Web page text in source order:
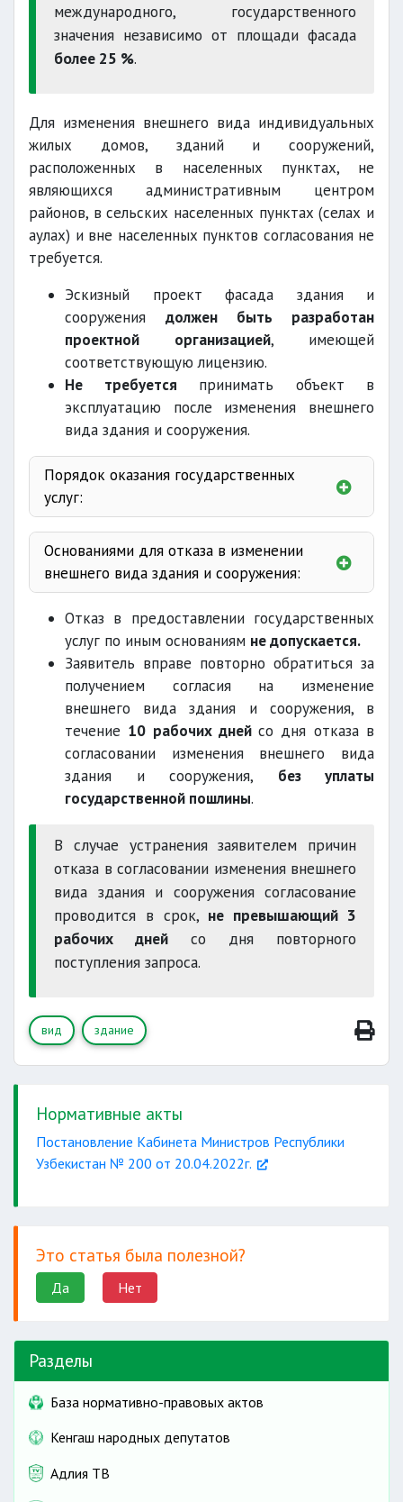
международного, государственного
значения независимо от площади фасада
более 25 %.
Для изменения внешнего вида индивидуальных
жилых домов, зданий и сооружений,
расположенных в населенных пунктах, не
являющихся административным центром
районов, в сельских населенных пунктах (селах и
аулах) и вне населенных пунктов согласования не
требуется.
Эскизный проект фасада здания и
сооружения должен быть разработан
проектной организацией, имеющей
соответствующую лицензию.
Не требуется принимать объект в
эксплуатацию после изменения внешнего
вида здания и сооружения.
Порядок оказания государственных
услуг:
Центры гос
услуг
ЕПИГУ
ЕПИГУ
следующий рабочий день
вправе отказаться
отказывается
возврату не подлежит
Основаниями для отказа в изменении
внешнего вида здания и сооружения:
неуплата пошлины
изменение
аварийном состоянии
отсутствие регистрации
лицензию
влияющих на
прочность
несоответствие эскизного проекта
неявка заявителя
Отказ в предоставлении государственных
услуг по иным основаниям не допускается.
Заявитель вправе повторно обратиться за
получением согласия на изменение
внешнего вида здания и сооружения, в
течение 10 рабочих днейсо дня отказа в
согласовании изменения внешнего вида
здания и сооружения, без уплаты
государственной пошлины.
В случае устранения заявителем причин
отказа в согласовании изменения внешнего
вида здания и сооружения согласование
проводится в срок, не превышающий 3
рабочих дней со дня повторного
поступления запроса.
вид здание
Нормативные акты
Постановление Кабинета Министров Республики
Узбекистан № 200 от 20.04.2022г.
Это статья была полезной?
Да Нет
Разделы
База нормативно-правовых актов
Кенгаш народных депутатов
Адлия ТВ